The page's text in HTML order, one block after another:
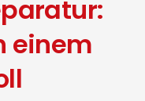
einem